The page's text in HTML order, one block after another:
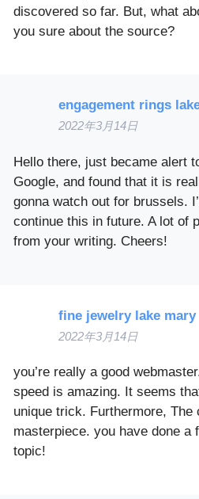
discovered so far. But, what
you sure about the source?
engagement rings
2022年3月14日
Hello there, just became alert
Google, and found that it is
gonna watch out for brussels.
continue this in future. A lot of
from your writing. Cheers!
fine jewelry lake mary
2022年3月14日
you’re really a good
speed is amazing. It seems
unique trick. Furthermore, The
masterpiece. you have done a
topic!